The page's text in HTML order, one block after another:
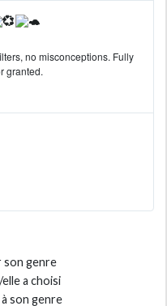
no misconceptions. Fully
granted.
son genre
elle a choisi
son genre